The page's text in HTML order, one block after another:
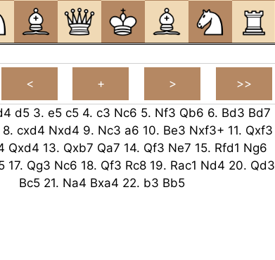
d5 3. e5 c5 4. c3 Nc6 5. Nf3 Qb6 6. Bd3 Bd7
8. cxd4 Nxd4 9. Nc3 a6 10. Be3 Nxf3+ 11. Qxf3
Qxd4 13. Qxb7 Qa7 14. Qf3 Ne7 15. Rfd1 Ng6
17. Qg3 Nc6 18. Qf3 Rc8 19. Rac1 Nd4 20. Qd3
Bc5 21. Na4 Bxa4 22. b3 Bb5